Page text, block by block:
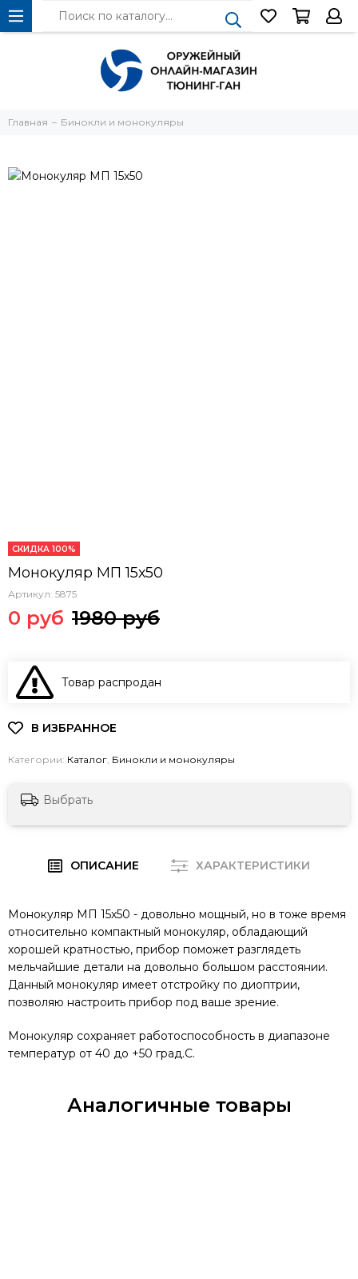
Главная Бинокли и монокуляры
СКИДКА 100%
Монокуляр МП 15х50
Артикул: 5875
0 руб 1980 руб
Товар распродан
Категории: Каталог, Бинокли и монокуляры
Выбрать
ОПИСАНИЕ ХАРАКТЕРИСТИКИ
Монокуляр МП 15х50 - довольно мощный, но в тоже время
относительно компактный монокуляр, обладающий
хорошей кратностью, прибор поможет разглядеть
мельчайшие детали на довольно большом расстоянии.
Данный монокуляр имеет отстройку по диоптрии,
позволяю настроить прибор под ваше зрение.
Монокуляр сохраняет работоспособность в диапазоне
температур от 40 до +50 град.С.
Аналогичные товары